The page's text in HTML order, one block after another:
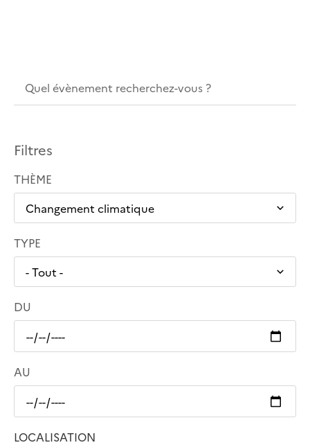
Filtres
THÈME
TYPE
DU
AU
LOCALISATION